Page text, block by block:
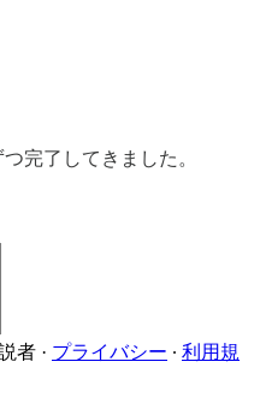
完了してきました。
者 · プライバシー ∙ 利用規